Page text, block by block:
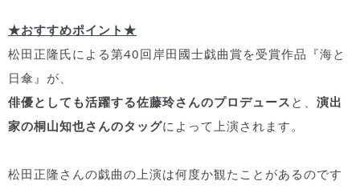
★おすすめポイント★
松田正隆氏による第40回岸田國士戯曲賞を受賞作品『海と
日傘』が、
俳優としても活躍する佐藤玲さんのプロデュース と、 演出
家の桐山知也さんのタッグによって上演されます。
松田正隆さんの戯曲の上演は何度か観たことがあるのです